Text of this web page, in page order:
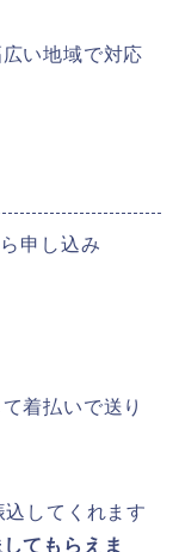
広い地域で対応
申し込み
着払いで送り
してくれます
てもらえま